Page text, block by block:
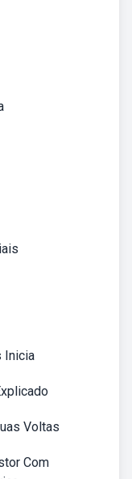
Inicia
Voltas
Com